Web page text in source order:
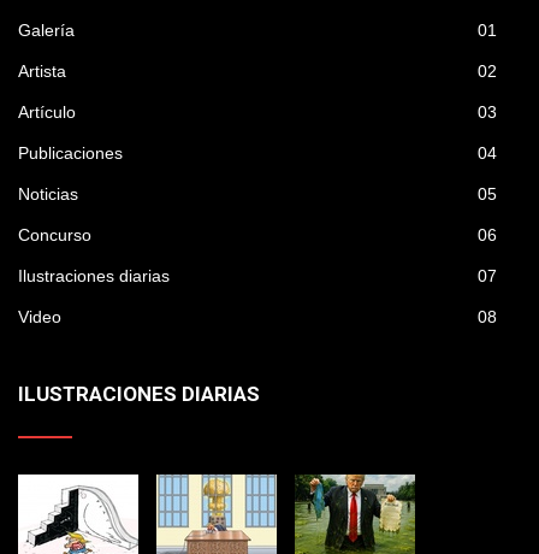
Galería 01
Artista 02
Artículo 03
Publicaciones 04
Noticias 05
Concurso 06
Ilustraciones diarias 07
Video 08
ILUSTRACIONES DIARIAS